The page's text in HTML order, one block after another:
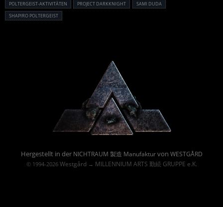
POLTERGEIST-AKTIVITÄTEN
PROJECT DARKKNIGHT
SAMI DUDA
SHAPIRO POLTERGEIST
Hergestellt in der NICHTRAUM 製造 Manufakturvon WESTGÅRD
© 1994-2026 Westgård→ MILLENNIUM ARTS 勤続 GRUPPE e.K.
Powered By :